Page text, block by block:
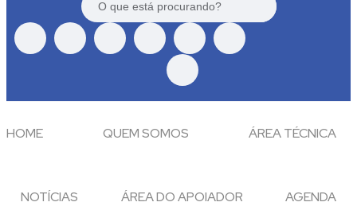
HOME QUEM SOMOS ÁREA TÉCNICA
NOTÍCIAS ÁREA DO APOIADOR AGENDA